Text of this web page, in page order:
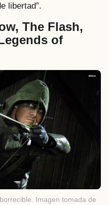
libertad”.
The Flash,
of
Imagen tomada de